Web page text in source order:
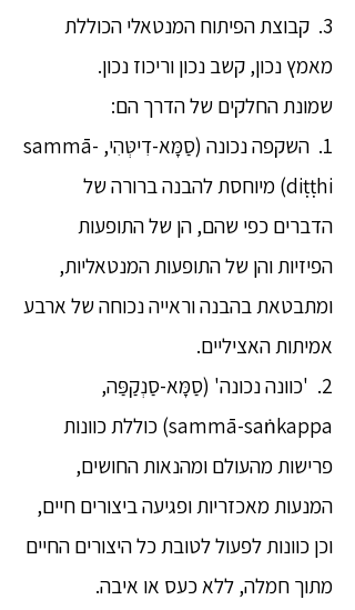
3. קבוצת הפיתוח המנטאלי הכוללת
מאמץ נכון, קשב נכון וריכוז נכון.
שמונת החלקים של הדרך הם:
1. השקפה נכונה (סַמָּא-דִיטְּהִי, sammā-
diṭṭhi) מיוחסת להבנה ברורה של
הדברים כפי שהם, הן של התופעות
הפיזיות והן של התופעות המנטאליות,
ומתבטאת בהבנה וראייה נכוחה של ארבע
אמיתות האציליים.
2. 'כוונה נכונה' (סַמָּא-סַנְקַפַּה,
sammā-saṅkappa) כוללת כוונות
פרישות מהעולם ומהנאות החושים,
המנעות מאכזריות ופגיעה ביצורים חיים,
וכן כוונות לפעול לטובת כל היצורים החיים
מתוך חמלה, ללא כעס או איבה.